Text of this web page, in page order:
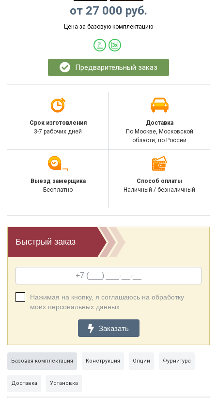
от 27 000 руб.
Цена за базовую комплектацию
Предварительный заказ
Срок изготовления
3-7 рабочих дней
Доставка
По Москве, Московской
области, по России
Выезд замерщика
Бесплатно
Способ оплаты
Наличный / безналичный
Быстрый заказ
Нажимая на кнопку, я соглашаюсь на обработку
моих персональных данных.
Заказать
Базовая комплектация Конструкция Опции Фурнитура
Доставка Установка